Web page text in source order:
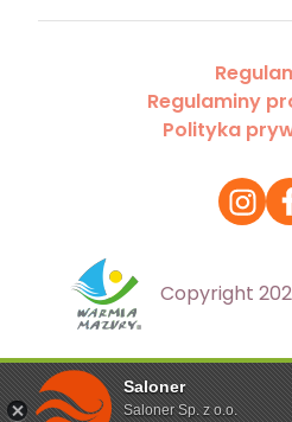
Saloner
Saloner Sp. z o.o.
Ta strona korzysta z plików
Regulaminy
Polityka
Copyright